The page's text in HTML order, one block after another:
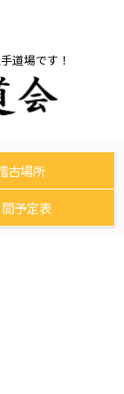
道場です！
古場所
予定表